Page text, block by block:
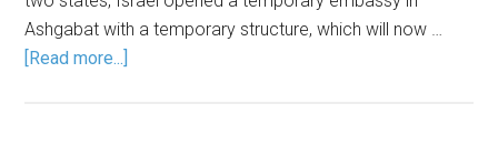
Ashgabat with a temporary structure, which will now …
[Read more...]